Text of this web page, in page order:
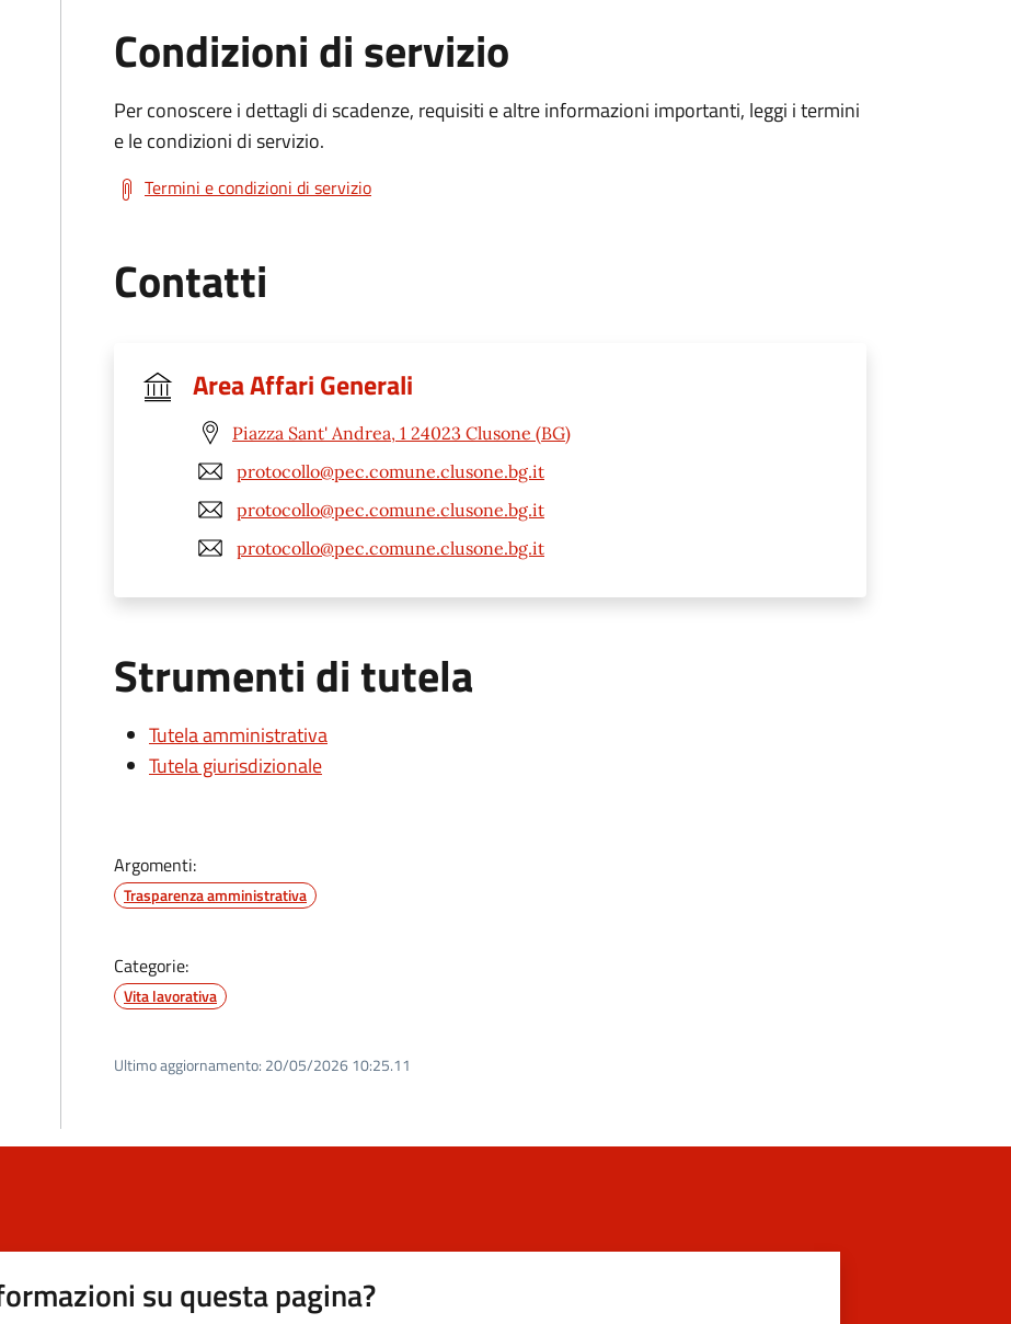
Condizioni di servizio
Per conoscere i dettagli di scadenze, requisiti e altre informazioni importanti, leggi i termini
e le condizioni di servizio.
Termini e condizioni di servizio
Contatti
Area Affari Generali
Piazza Sant' Andrea, 1 24023 Clusone (BG)
protocollo@pec.comune.clusone.bg.it
protocollo@pec.comune.clusone.bg.it
protocollo@pec.comune.clusone.bg.it
Strumenti di tutela
Tutela amministrativa
Tutela giurisdizionale
Argomenti:
Trasparenza amministrativa
Categorie:
Vita lavorativa
Ultimo aggiornamento: 20/05/2026 10:25.11
su questa pagina?